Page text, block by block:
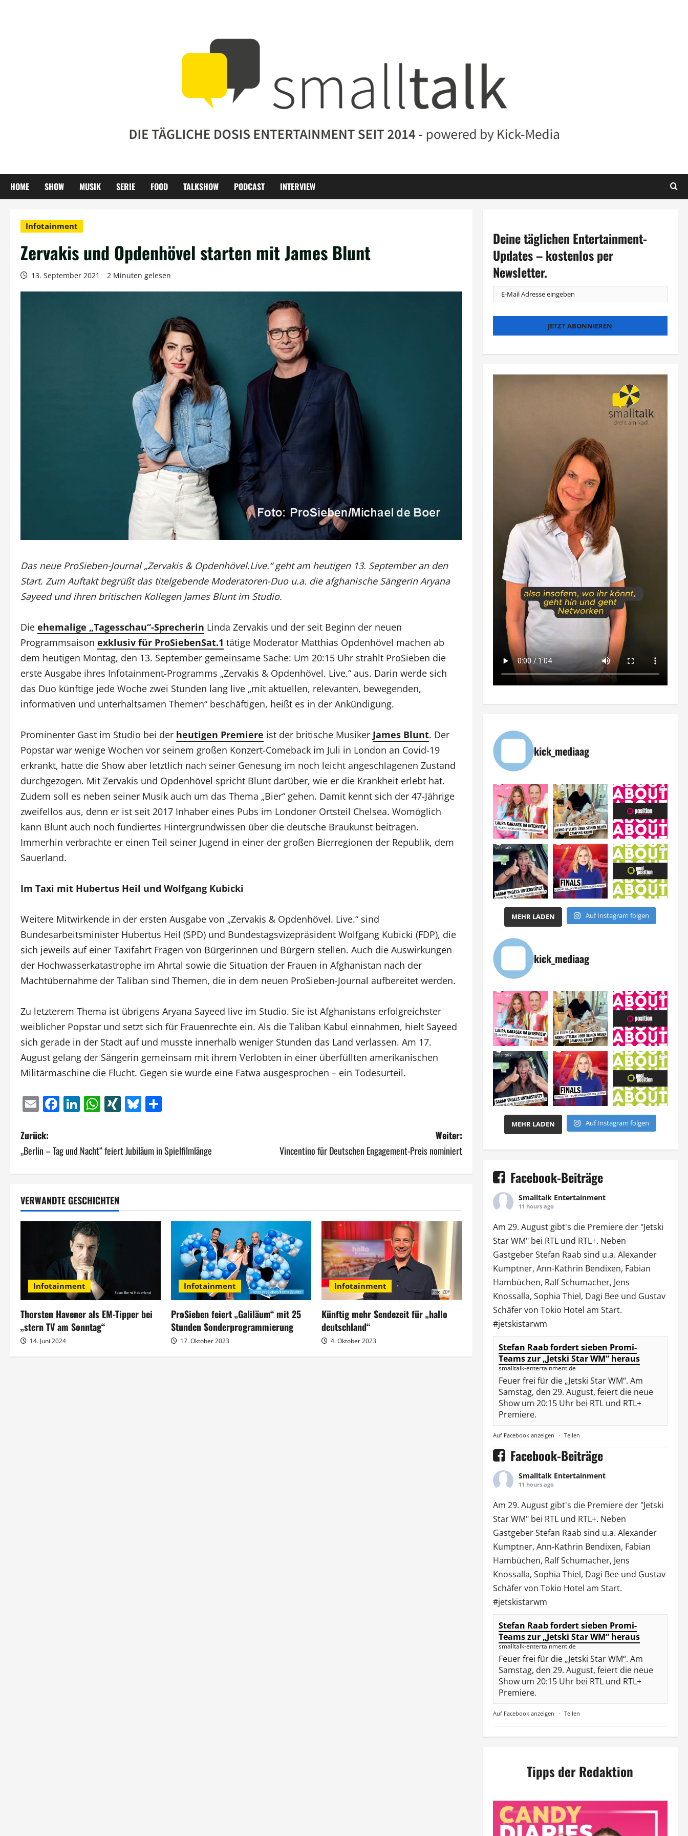
HOME SHOW MUSIK SERIE FOOD TALKSHOW PODCAST INTERVIEW
Infotainment
Zervakis und Opdenhövel starten mit James Blunt
13. September 2021 2 Minuten gelesen
Das neue ProSieben-Journal „Zervakis & Opdenhövel.Live.“ geht am heutigen 13. September an den
Start. Zum Auftakt begrüßt das titelgebende Moderatoren-Duo u.a. die afghanische Sängerin Aryana
Sayeed und ihren britischen Kollegen James Blunt im Studio.
Die ehemalige „Tagesschau“-Sprecherin Linda Zervakis und der seit Beginn der neuen
Programmsaison exklusiv für ProSiebenSat.1 tätige Moderator Matthias Opdenhövel machen ab
dem heutigen Montag, den 13. September gemeinsame Sache: Um 20:15 Uhr strahlt ProSieben die
erste Ausgabe ihres Infotainment-Programms „Zervakis & Opdenhövel. Live.“ aus. Darin werde sich
das Duo künftige jede Woche zwei Stunden lang live „mit aktuellen, relevanten, bewegenden,
informativen und unterhaltsamen Themen“ beschäftigen, heißt es in der Ankündigung.
Prominenter Gast im Studio bei der heutigen Premiere ist der britische Musiker James Blunt. Der
Popstar war wenige Wochen vor seinem großen Konzert-Comeback im Juli in London an Covid-19
erkrankt, hatte die Show aber letztlich nach seiner Genesung im noch leicht angeschlagenen Zustand
durchgezogen. Mit Zervakis und Opdenhövel spricht Blunt darüber, wie er die Krankheit erlebt hat.
Zudem soll es neben seiner Musik auch um das Thema „Bier“ gehen. Damit kennt sich der 47-Jährige
zweifellos aus, denn er ist seit 2017 Inhaber eines Pubs im Londoner Ortsteil Chelsea. Womöglich
kann Blunt auch noch fundiertes Hintergrundwissen über die deutsche Braukunst beitragen.
Immerhin verbrachte er einen Teil seiner Jugend in einer der großen Bierregionen der Republik, dem
Sauerland.
Im Taxi mit Hubertus Heil und Wolfgang Kubicki
Weitere Mitwirkende in der ersten Ausgabe von „Zervakis & Opdenhövel. Live.“ sind
Bundesarbeitsminister Hubertus Heil (SPD) und Bundestagsvizepräsident Wolfgang Kubicki (FDP), die
sich jeweils auf einer Taxifahrt Fragen von Bürgerinnen und Bürgern stellen. Auch die Auswirkungen
der Hochwasserkatastrophe im Ahrtal sowie die Situation der Frauen in Afghanistan nach der
Machtübernahme der Taliban sind Themen, die in dem neuen ProSieben-Journal aufbereitet werden.
Zu letzterem Thema ist übrigens Aryana Sayeed live im Studio. Sie ist Afghanistans erfolgreichster
weiblicher Popstar und setzt sich für Frauenrechte ein. Als die Taliban Kabul einnahmen, hielt Sayeed
sich gerade in der Stadt auf und musste innerhalb weniger Stunden das Land verlassen. Am 17.
August gelang der Sängerin gemeinsam mit ihrem Verlobten in einer überfüllten amerikanischen
Militärmaschine die Flucht. Gegen sie wurde eine Fatwa ausgesprochen – ein Todesurteil.
EmailFacebook
LinkedIn
WhatsApp
XINGBluesky
B
e
i
t
r
n
a
v
Zurück:
„Berlin – Tag und Nacht“ feiert Jubiläum in Spielfilmlänge
Weiter:
Vincentino für Deutschen Engagement-Preis nominiert
VERWANDTE GESCHICHTEN
Infotainment
Thorsten Havener als EM-Tipper bei
„stern TV am Sonntag“
14. Juni 2024
Infotainment
ProSieben feiert „Galiläum“ mit 25
Stunden Sonderprogrammierung
17. Oktober 2023
Infotainment
Künftig mehr Sendezeit für „hallo
deutschland“
4. Oktober 2023
Deine täglichen Entertainment-
Updates – kostenlos per
Newsletter.
kick_mediaag
MEHR LADEN Auf Instagram folgen
kick_mediaag
MEHR LADEN Auf Instagram folgen
Facebook-Beiträge
Smalltalk Entertainment
11 hours ago
Am 29. August gibt's die Premiere der "Jetski
Star WM" bei RTLund RTL+. Neben
Gastgeber Stefan Raab sind u.a. Alexander
Kumptner, Ann-Kathrin Bendixen, Fabian
Hambüchen, Ralf Schumacher, Jens
Knossalla, Sophia Thiel, Dagi Beeund Gustav
Schäfer von Tokio Hotel am Start.
#jetskistarwm
Stefan Raab fordert sieben Promi-
Teams zur „Jetski Star WM“ heraus
smalltalk-entertainment.de
Feuer frei für die „Jetski Star WM“. Am
Samstag, den 29. August, feiert die neue
Show um 20:15 Uhr bei RTL und RTL+
Premiere.
Auf Facebook anzeigen · Teilen
Facebook-Beiträge
Smalltalk Entertainment
11 hours ago
Am 29. August gibt's die Premiere der "Jetski
Star WM" bei RTLund RTL+. Neben
Gastgeber Stefan Raab sind u.a. Alexander
Kumptner, Ann-Kathrin Bendixen, Fabian
Hambüchen, Ralf Schumacher, Jens
Knossalla, Sophia Thiel, Dagi Beeund Gustav
Schäfer von Tokio Hotel am Start.
#jetskistarwm
Stefan Raab fordert sieben Promi-
Teams zur „Jetski Star WM“ heraus
smalltalk-entertainment.de
Feuer frei für die „Jetski Star WM“. Am
Samstag, den 29. August, feiert die neue
Show um 20:15 Uhr bei RTL und RTL+
Premiere.
Auf Facebook anzeigen · Teilen
Tipps der Redaktion